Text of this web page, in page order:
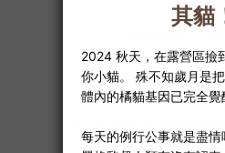
服務時間 :
週一至週五( 國
客服電話：04-
Email :
412台中市大里區國中